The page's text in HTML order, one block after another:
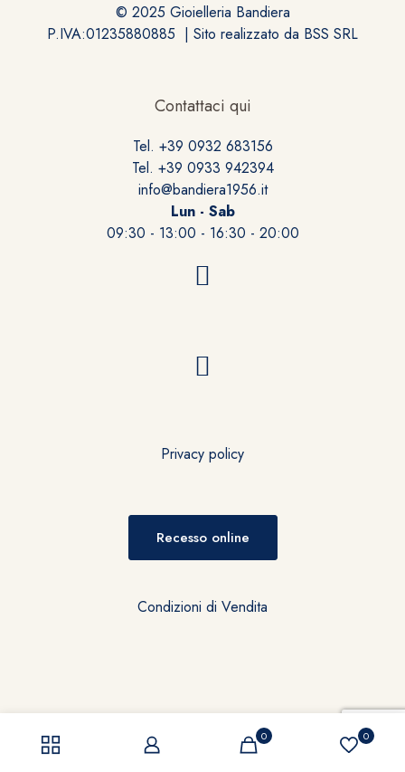
© 2025 Gioielleria Bandiera
P.IVA:01235880885 | Sito realizzato da BSS SRL
Contattaci qui
Tel. +39 0932 683156
Tel. +39 0933 942394
info@bandiera1956.it
Lun - Sab
09:30 - 13:00 - 16:30 - 20:00
Privacy policy
Recesso online
Condizioni di Vendita
0 0